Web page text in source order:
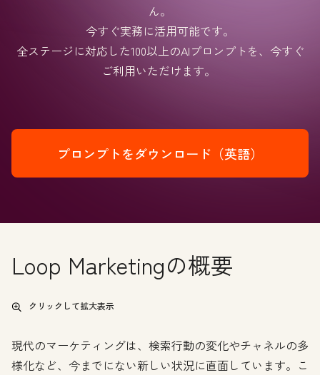
ん。
今すぐ実務に活用可能です。
全ステージに対応した100以上のAIプロンプトを、今すぐ
ご利用いただけます。
プロンプトをダウンロード（英語）
Loop Marketingの概要
クリックして拡大表示
現代のマーケティングは、検索行動の変化やチャネルの多
様化など、今までにない新しい状況に直面しています。こ